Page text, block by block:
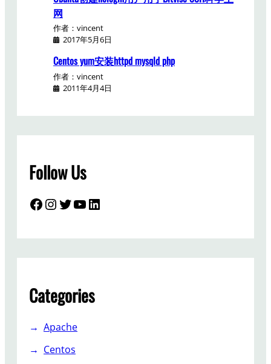
网
作者：vincent
2017年5月6日
Centos yum安装httpd mysqld php
作者：vincent
2011年4月4日
Follow Us
Facebook InstagramTwitter YouTube LinkedIn
Categories
Apache
Centos